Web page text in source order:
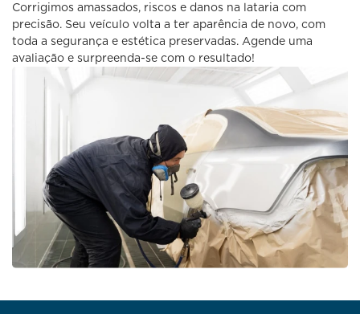
Corrigimos amassados, riscos e danos na lataria com
precisão. Seu veículo volta a ter aparência de novo, com
toda a segurança e estética preservadas. Agende uma
avaliação e surpreenda-se com o resultado!